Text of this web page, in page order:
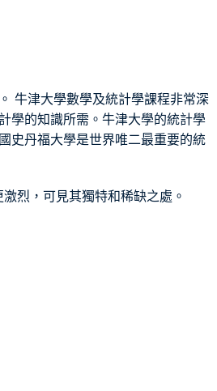
牛津大學數學及統計學課程非常深
學的知識所需。牛津大學的統計學
史丹福大學是世界唯二最重要的統
烈，可見其獨特和稀缺之處。